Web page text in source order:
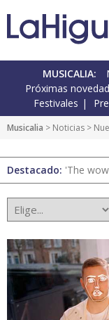
MUSICALIA:
Próximas
Festivales
Musicalia > Noticias >
Destacado: 'The